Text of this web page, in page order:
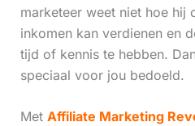
marketeer weet niet hoe hij
inkomen kan verdienen en
tijd of kennis te hebben.
speciaal voor jou bedoeld.
Met Affiliate Marketing